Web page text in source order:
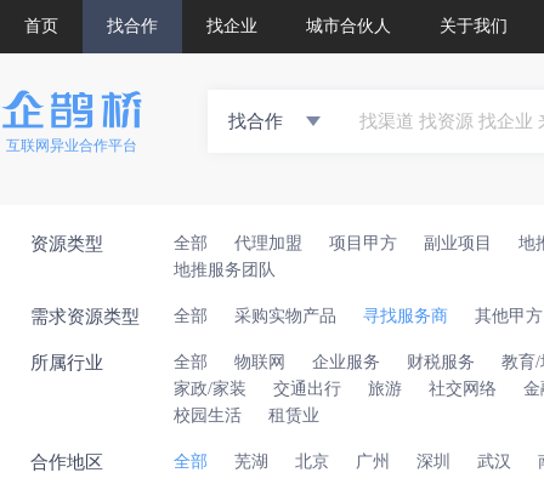
首页 找合作 找企业 城市合伙人 关于我们
互联网异业合作平台
找合作
资源类型 全部 代理加盟 项目甲方 副业项目
地
地推服务团队
需求资源类型 全部 采购实物产品 寻找服务商 其他甲
所属行业 全部 物联网 企业服务 财税服务
教育/
家政/家装
交通出行 旅游 社交网络
金
校园生活
租赁业
合作地区 全部 芜湖 北京 广州 深圳 武汉